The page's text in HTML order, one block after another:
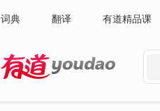
词典 翻译 有道精品课